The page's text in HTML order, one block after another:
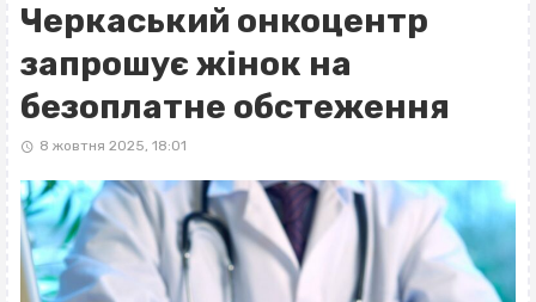
Черкаський онкоцентр
запрошує жінок на
безоплатне обстеження
8 жовтня 2025, 18:01